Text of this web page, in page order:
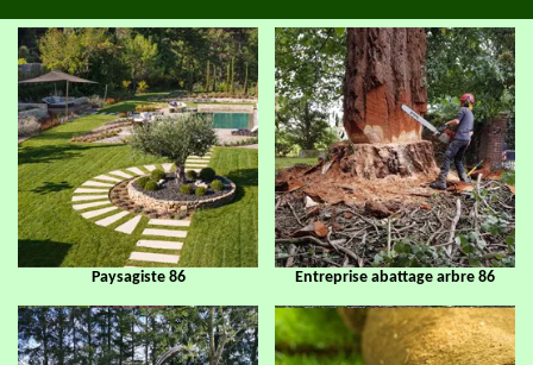
Paysagiste 86 Entreprise abattage arbre 86